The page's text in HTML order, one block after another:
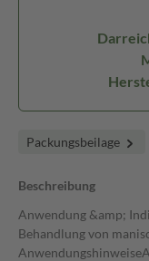
Packungsbeilage
Beschreibung
Anwendung &amp;
Behandlung von